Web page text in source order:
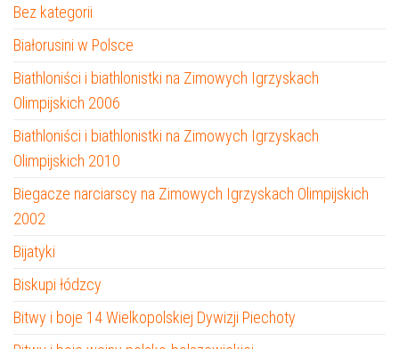
Bez kategorii
Białorusini w Polsce
Biathloniści i biathlonistki na Zimowych Igrzyskach
Olimpijskich 2006
Biathloniści i biathlonistki na Zimowych Igrzyskach
Olimpijskich 2010
Biegacze narciarscy na Zimowych Igrzyskach Olimpijskich
2002
Bijatyki
Biskupi łódzcy
Bitwy i boje 14 Wielkopolskiej Dywizji Piechoty